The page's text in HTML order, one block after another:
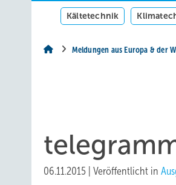
Kältetechnik
Meldungen aus Europa & der
06.11.2015 Veröffentlicht in